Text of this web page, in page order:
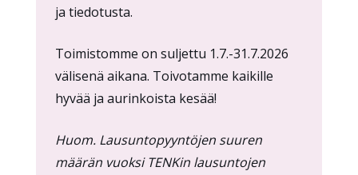
ja tiedotusta.
Toimistomme on suljettu 1.7.-31.7.2026
välisenä aikana. Toivotamme kaikille
hyvää ja aurinkoista kesää!
Huom. Lausuntopyyntöjen suuren
määrän vuoksi TENKin lausuntojen